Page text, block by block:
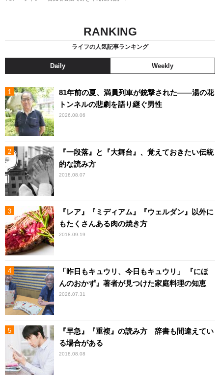
RANKING
ライフの人気記事ランキング
Daily Weekly
81年前の夏、満員列車が銃撃された――湯の花
トンネルの悲劇を語り継ぐ男性
2026.08.06
『一段落』と『大舞台』、覚えておきたい伝統
的な読み方
2018.08.07
『レア』『ミディアム』『ウェルダン』以外に
もたくさんある肉の焼き方
2018.09.19
「昨日もキュウリ、今日もキュウリ」 『にほ
んのおかず』著者が見つけた家庭料理の知恵
2026.07.31
『早急』『重複』の読み方 辞書も間違えてい
る場合がある
2018.08.08